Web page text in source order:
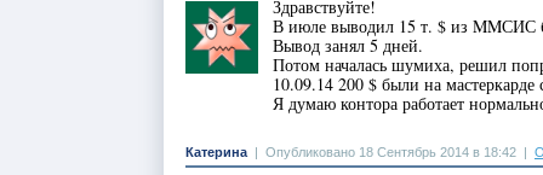
Здравствуйте!
В июле выводил 15 т. $ из MMСИС
Вывод занял 5 дней.
Потом началась шумиха, решил
10.09.14 200 $ были на мастеркарде
Я думаю контора работает
Катерина | Опубликовано 18 Сентябрь 2014 в 18:42 |